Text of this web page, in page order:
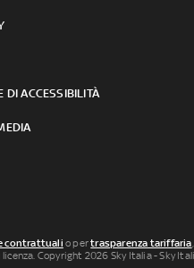
DI ACCESSIBILITÀ
contrattuali o pertrasparenza tariffaria
Copyright 2026 Sky Italia - Sky